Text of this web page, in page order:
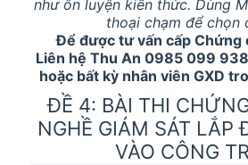
như ôn luyện kiến thức. Dùng
thoại chạm để chọn
Để được tư vấn cấp Chứng
Liên hệ Thu An 0985 099
hoặc bất kỳ nhân viên GXD
ĐỀ 4: BÀI THI
NGHỀ GIÁM SÁT LẮP
VÀO CÔNG